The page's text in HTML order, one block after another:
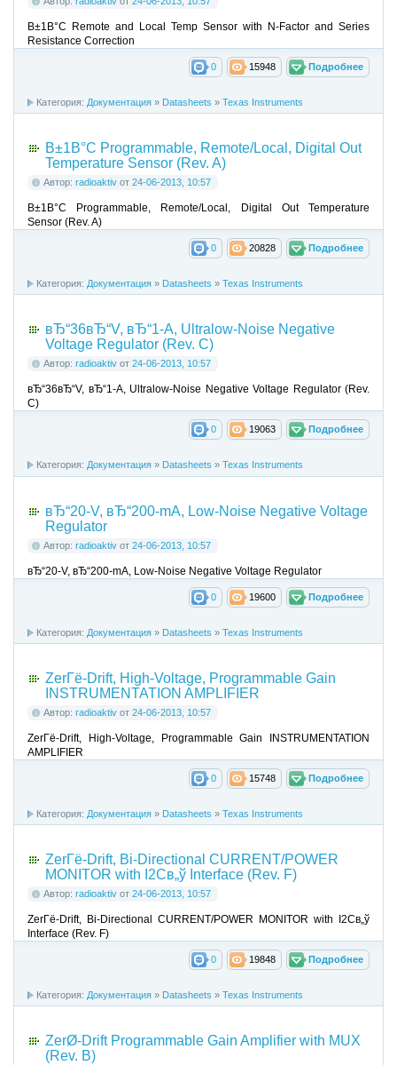
В±1В°C Remote and Local Temp Sensor with N-Factor and Series
Resistance Correction
Подробнее
15948
0
Категория: Документация » Datasheets » Texas Instruments
В±1В°C Programmable, Remote/Local, Digital Out
Temperature Sensor (Rev. A)
Автор: radioaktiv от 24-06-2013, 10:57
В±1В°C Programmable, Remote/Local, Digital Out Temperature
Sensor (Rev. A)
Подробнее
20828
0
Категория: Документация » Datasheets » Texas Instruments
вЂ“36вЂ“V, вЂ“1-A, Ultralow-Noise Negative
Voltage Regulator (Rev. C)
Автор: radioaktiv от 24-06-2013, 10:57
вЂ“36вЂ“V, вЂ“1-A, Ultralow-Noise Negative Voltage Regulator (Rev.
C)
Подробнее
19063
0
Категория: Документация » Datasheets » Texas Instruments
вЂ“20-V, вЂ“200-mA, Low-Noise Negative Voltage
Regulator
Автор: radioaktiv от 24-06-2013, 10:57
вЂ“20-V, вЂ“200-mA, Low-Noise Negative Voltage Regulator
Подробнее
19600
0
Категория: Документация » Datasheets » Texas Instruments
ZerГё-Drift, High-Voltage, Programmable Gain
INSTRUMENTATION AMPLIFIER
Автор: radioaktiv от 24-06-2013, 10:57
ZerГё-Drift, High-Voltage, Programmable Gain INSTRUMENTATION
AMPLIFIER
Подробнее
15748
0
Категория: Документация » Datasheets » Texas Instruments
ZerГё-Drift, Bi-Directional CURRENT/POWER
MONITOR with I2Cв„ў Interface (Rev. F)
Автор: radioaktiv от 24-06-2013, 10:57
ZerГё-Drift, Bi-Directional CURRENT/POWER MONITOR with I2Cв„ў
Interface (Rev. F)
Подробнее
19848
0
Категория: Документация » Datasheets » Texas Instruments
ZerØ-Drift Programmable Gain Amplifier with MUX
(Rev. B)